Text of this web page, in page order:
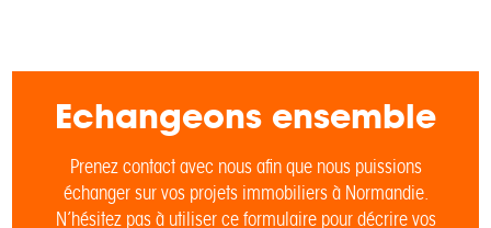
Echangeons ensemble
Prenez contact avec nous afin que nous puissions
échanger sur vos projets immobiliers à Normandie.
N’hésitez pas à utiliser ce formulaire pour décrire vos